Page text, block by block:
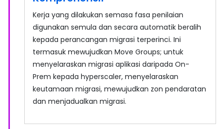
Kerja yang dilakukan semasa fasa penilaian
digunakan semula dan secara automatik beralih
kepada perancangan migrasi terperinci. Ini
termasuk mewujudkan Move Groups; untuk
menyelaraskan migrasi aplikasi daripada On-
Prem kepada hyperscaler, menyelaraskan
keutamaan migrasi, mewujudkan zon pendaratan
dan menjadualkan migrasi.